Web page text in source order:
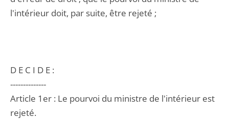
l'intérieur doit, par suite, être rejeté ;
D E C I D E :
--------------
Article 1er : Le pourvoi du ministre de l'intérieur est
rejeté.